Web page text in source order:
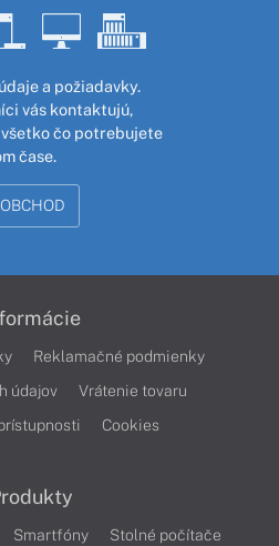
a požiadavky.
vás kontaktujú,
čo potrebujete
čase.
Reklamačné podmienky
údajov
Vrátenie tovaru
Cookies
Smartfóny
Stolné počítače